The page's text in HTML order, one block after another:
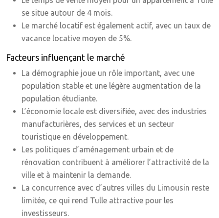
se situe autour de 4 mois.
Le marché locatif est également actif, avec un taux de
vacance locative moyen de 5%.
Facteurs influençant le marché
La démographie joue un rôle important, avec une
population stable et une légère augmentation de la
population étudiante.
L’économie locale est diversifiée, avec des industries
manufacturières, des services et un secteur
touristique en développement.
Les politiques d’aménagement urbain et de
rénovation contribuent à améliorer l’attractivité de la
ville et à maintenir la demande.
La concurrence avec d’autres villes du Limousin reste
limitée, ce qui rend Tulle attractive pour les
investisseurs.